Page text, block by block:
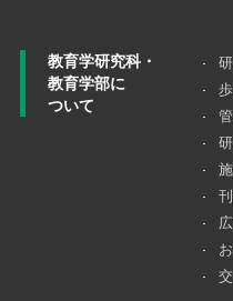
教育学研究科・
教育学部に
ついて